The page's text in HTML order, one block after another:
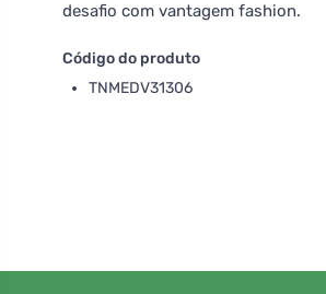
desafio com vantagem fashion.
Código do produto
TNMEDV31306